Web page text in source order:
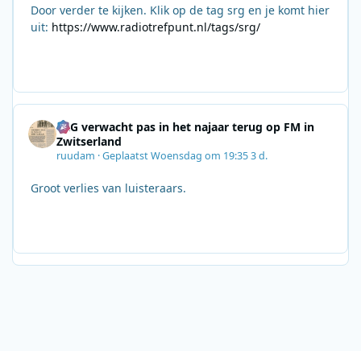
Door verder te kijken. Klik op de tag srg en je komt hier
uit: https://www.radiotrefpunt.nl/tags/srg/
SRG verwacht pas in het najaar terug op FM in
Zwitserland
ruudam ·GeplaatstWoensdag om 19:353 d.
Groot verlies van luisteraars.